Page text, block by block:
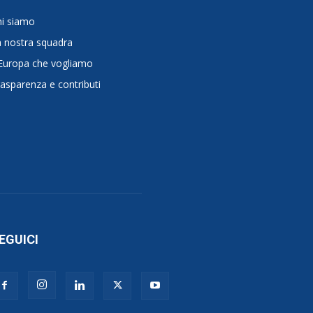
siamo
nostra squadra
che vogliamo
e contributi